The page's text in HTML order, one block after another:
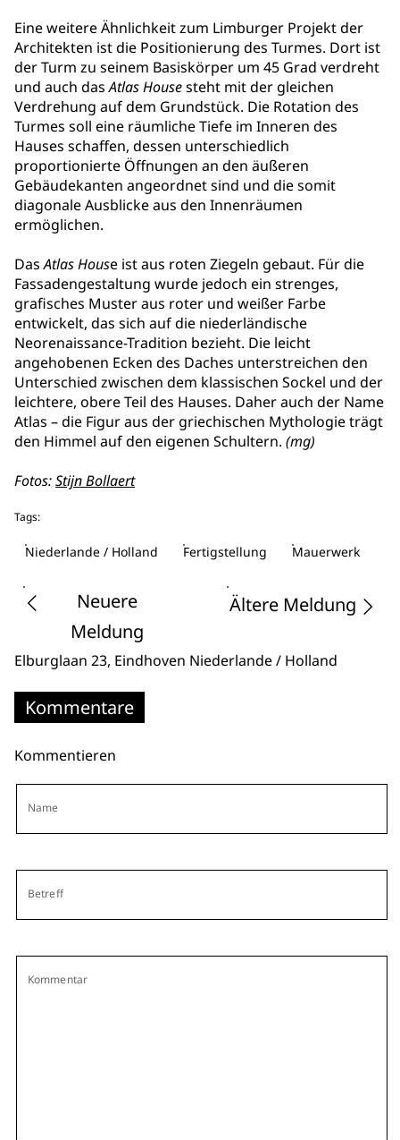
Eine weitere Ähnlichkeit zum Limburger Projekt der
Architekten ist die Positionierung des Turmes. Dort ist
der Turm zu seinem Basiskörper um 45 Grad verdreht
und auch dasAtlas Housesteht mit der gleichen
Verdrehung auf dem Grundstück. Die Rotation des
Turmes soll eine räumliche Tiefe im Inneren des
Hauses schaffen, dessen unterschiedlich
proportionierte Öffnungen an den äußeren
Gebäudekanten angeordnet sind und die somit
diagonale Ausblicke aus den Innenräumen
ermöglichen.
DasAtlas House ist aus roten Ziegeln gebaut. Für die
Fassadengestaltung wurde jedoch ein strenges,
grafisches Muster aus roter und weißer Farbe
entwickelt, das sich auf die niederländische
Neorenaissance-Tradition bezieht. Die leicht
angehobenen Ecken des Daches unterstreichen den
Unterschied zwischen dem klassischen Sockel und der
leichtere, obere Teil des Hauses. Daher auch der Name
Atlas – die Figur aus der griechischen Mythologie trägt
den Himmel auf den eigenen Schultern. (mg)
Fotos:Stijn Bollaert
Tags:
Niederlande / Holland Fertigstellung Mauerwerk
Neuere
Meldung
Ältere Meldung
Elburglaan 23, Eindhoven Niederlande / Holland
Kommentare
Kommentieren
Name
Betreff
Kommentar